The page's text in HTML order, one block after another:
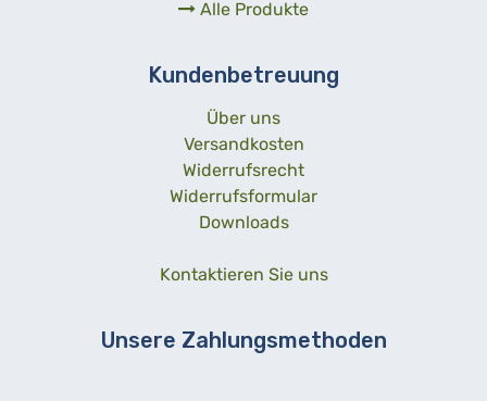
Alle Produkte
Kundenbetreuung
Über uns
Versandkosten
Widerrufsrecht
Widerrufsformular
Downloads
Kontaktieren Sie uns
Unsere Zahlungsmethoden